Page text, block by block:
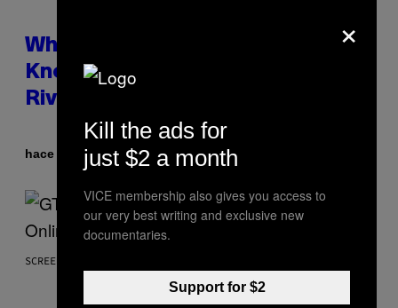
Who Is The Hood? Everything To
Know About The Newest Marvel
Rivals Character
hace 2 horasPorDenny Connolly
SCREENSHOT: ROCKSTAR GAMES
×
Kill the ads for
just $2 a month
VICE membership also gives you access to
our very best writing and exclusive new
documentaries.
Support for $2